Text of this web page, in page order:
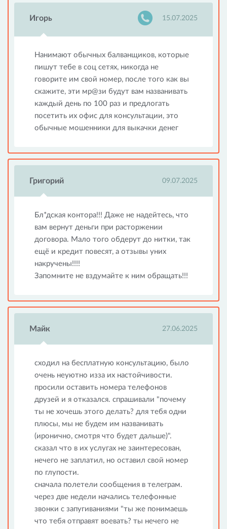
Игорь 15.07.2025
Нанимают обычных балванщиков, которые
пишут тебе в соц сетях, никогда не
говорите им свой номер, после того как вы
скажите, эти мр@зи будут вам названивать
каждый день по 100 раз и предлогать
посетить их офис для консультации, это
обычные мошенники для выкачки денег
Григорий 09.07.2025
Бл*дская контора!!! Даже не надейтесь, что
вам вернут деньги при расторжении
договора. Мало того обдерут до нитки, так
ещё и кредит повесят, а отзывы уних
накручены!!!!
Запомните не вздумайте к ним обращать!!!
Майк 27.06.2025
сходил на бесплатную консультацию, было
очень неуютно изза их настойчивости.
просили оставить номера телефонов
друзей и я отказался. спрашивали "почему
ты не хочешь этого делать? для тебя одни
плюсы, мы не будем им названивать
(иронично, смотря что будет дальше)".
сказал что в их услугах не заинтересован,
нечего не заплатил, но оставил свой номер
по глупости.
сначала полетели сообщения в телеграм.
через две недели начались телефонные
звонки с запугиваниями "ты же понимаешь
что тебя отправят воевать? ты нечего не